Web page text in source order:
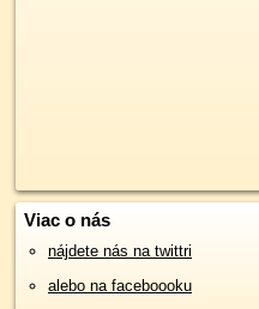
Viac o nás
nájdete nás na twittri
alebo na faceboooku